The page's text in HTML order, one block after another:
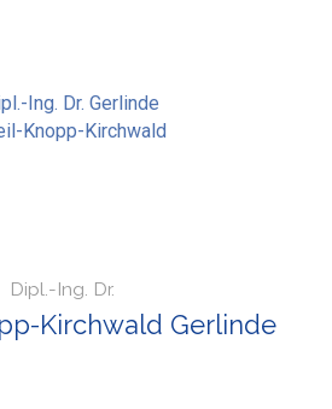
Dipl.-Ing. Dr.
Kirchwald Gerlinde